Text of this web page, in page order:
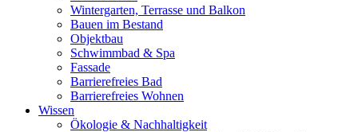
Wintergarten, Terrasse und Balkon
Bauen im Bestand
Objektbau
Schwimmbad & Spa
Fassade
Barrierefreies Bad
Barrierefreies Wohnen
Wissen
Ökologie & Nachhaltigkeit